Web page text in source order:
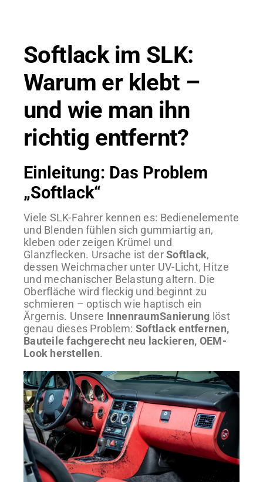
Softlack im SLK:
Warum er klebt –
und wie man ihn
richtig entfernt?
Einleitung: Das Problem
„Softlack“
Viele SLK-Fahrer kennen es: Bedienelemente
und Blenden fühlen sich gummiartig an,
kleben oder zeigen Krümel und
Glanzflecken. Ursache ist derSoftlack,
dessen Weichmacher unter UV-Licht, Hitze
und mechanischer Belastung altern. Die
Oberfläche wird fleckig und beginnt zu
schmieren – optisch wie haptisch ein
Ärgernis. Unsere InnenraumSanierung löst
genau dieses Problem: Softlack entfernen,
Bauteile fachgerecht neu lackieren, OEM-
Look herstellen.